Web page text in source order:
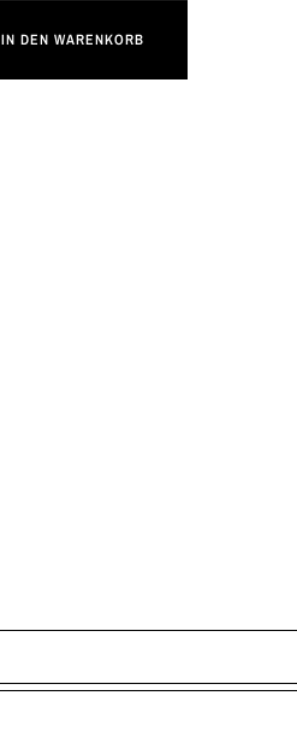
IN DEN WARENKORB